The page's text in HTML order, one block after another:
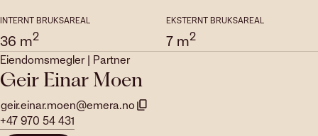
INTERNT BRUKSAREAL
36 m2
EKSTERNT BRUKSAREAL
7 m2
Eiendomsmegler | Partner
Geir Einar Moen
geir.einar.moen@emera.no
+47 970 54 431